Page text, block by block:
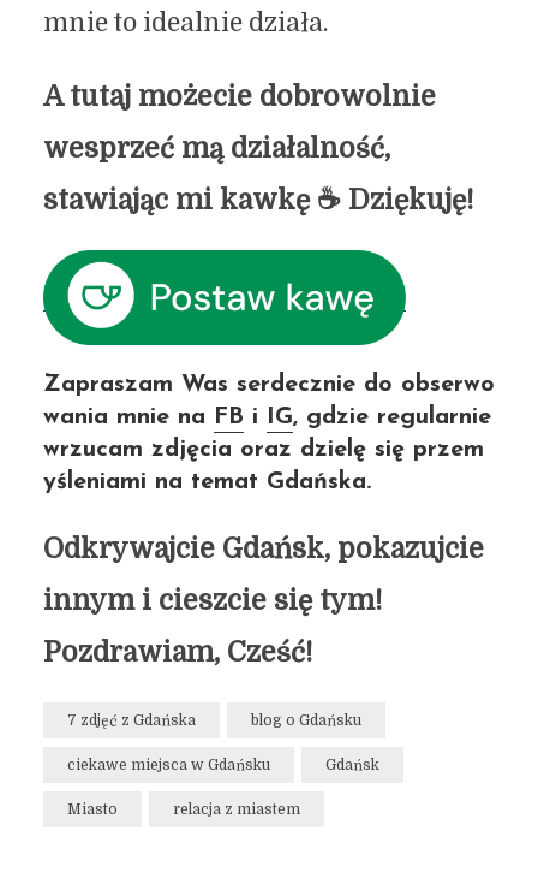
mnie to idealnie działa.
A tutaj możecie dobrowolnie
wesprzeć mą działalność,
stawiając mi kawkę ☕ Dziękuję!
Zapraszam Was serdecznie do obserwo
wania mnie na FB i IG, gdzie regularnie
wrzucam zdjęcia oraz dzielę się przem
yśleniami na temat Gdańska.
Odkrywajcie Gdańsk, pokazujcie
innym i cieszcie się tym!
Pozdrawiam, Cześć!
7 zdjęć z Gdańska blog o Gdańsku
ciekawe miejsca w Gdańsku Gdańsk
Miasto relacja z miastem